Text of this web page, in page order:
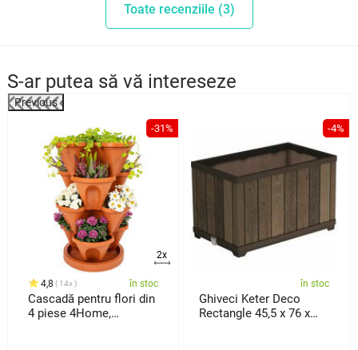
Toate recenziile (3)
S-ar putea să vă intereseze
Previous
-31%
2x
4,8 14x în stoc
Cascadă pentru flori din
4 piese 4Home,
-4%
în stoc
Ghiveci Keter Deco
Rectangle 45,5 x 76 x